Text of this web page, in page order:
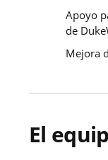
Apoyo
de
Mejora
El